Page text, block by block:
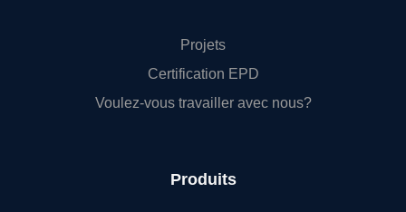
Projets
Certification EPD
Voulez-vous travailler avec nous?
Produits